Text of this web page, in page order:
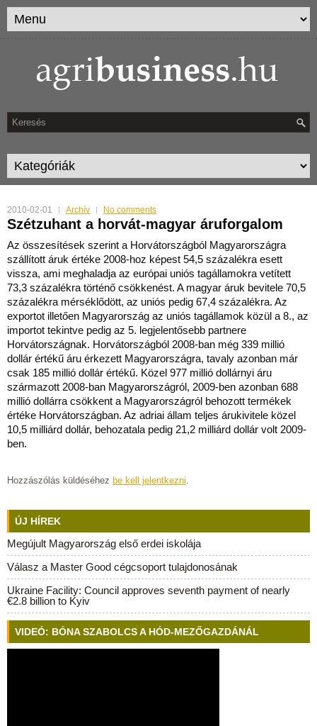
2010-02-01 Archív No comments
Szétzuhant a horvát-magyar áruforgalom
Az összesítések szerint a Horvátországból Magyarországra
szállított áruk értéke 2008-hoz képest 54,5 százalékra esett
vissza, ami meghaladja az európai uniós tagállamokra vetített
73,3 százalékra történő csökkenést. A magyar áruk bevitele 70,5
százalékra mérséklődött, az uniós pedig 67,4 százalékra. Az
exportot illetően Magyarország az uniós tagállamok közül a 8., az
importot tekintve pedig az 5. legjelentősebb partnere
Horvátországnak. Horvátországból 2008-ban még 339 millió
dollár értékű áru érkezett Magyarországra, tavaly azonban már
csak 185 millió dollár értékű. Közel 977 millió dollárnyi áru
származott 2008-ban Magyarországról, 2009-ben azonban 688
millió dollárra csökkent a Magyarországról behozott termékek
értéke Horvátországban. Az adriai állam teljes árukivitele közel
10,5 milliárd dollár, behozatala pedig 21,2 milliárd dollár volt 2009-
ben.
Hozzászólás küldéséhez be kell jelentkezni.
ÚJ HÍREK
Megújult Magyarország első erdei iskolája
Válasz a Master Good cégcsoport tulajdonosának
Ukraine Facility: Council approves seventh payment of nearly
€2.8 billion to Kyiv
VIDEÓ: BÓNA SZABOLCS A HÓD-MEZŐGAZDÁNÁL